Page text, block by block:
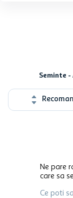
Seminte -
Ne pare
care sa
Ce poti